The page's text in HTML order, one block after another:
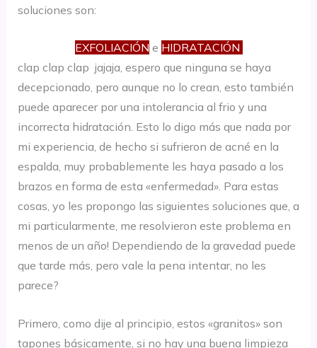
soluciones son:
EXFOLIACIÓN e HIDRATACIÓN
clap clap clap jajaja, espero que ninguna se haya
decepcionado, pero aunque no lo crean, esto también
puede aparecer por una intolerancia al frio y una
incorrecta hidratación. Esto lo digo más que nada por
mi experiencia, de hecho si sufrieron de acné en la
espalda, muy probablemente les haya pasado a los
brazos en forma de esta «enfermedad». Para estas
cosas, yo les propongo las siguientes soluciones que, a
mi particularmente, me resolvieron este problema en
menos de un año! Dependiendo de la gravedad puede
que tarde más, pero vale la pena intentar, no les
parece?
Primero, como dije al principio, estos «granitos» son
tapones básicamente, si no hay una buena limpieza